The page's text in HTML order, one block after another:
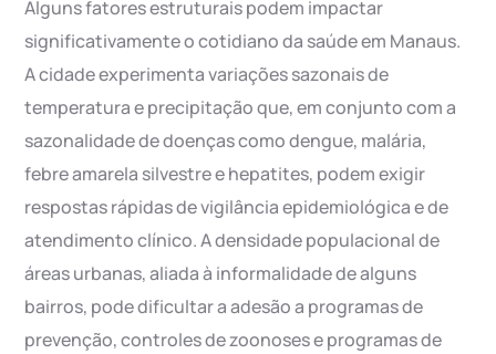
Alguns fatores estruturais podem impactar
significativamente o cotidiano da saúde em Manaus.
A cidade experimenta variações sazonais de
temperatura e precipitação que, em conjunto com a
sazonalidade de doenças como dengue, malária,
febre amarela silvestre e hepatites, podem exigir
respostas rápidas de vigilância epidemiológica e de
atendimento clínico. A densidade populacional de
áreas urbanas, aliada à informalidade de alguns
bairros, pode dificultar a adesão a programas de
prevenção, controles de zoonoses e programas de